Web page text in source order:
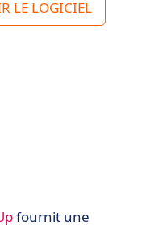
LE LOGICIEL
fournit une